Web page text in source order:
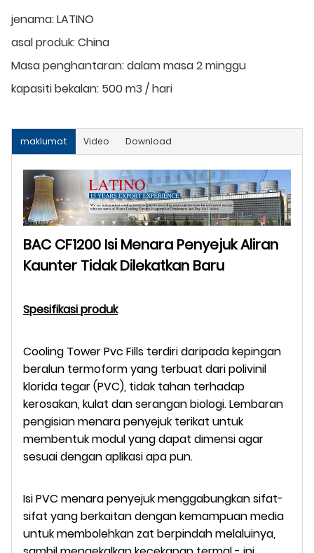
jenama:LATINO
asal produk:China
Masa penghantaran:dalam masa 2 minggu
kapasiti bekalan: 500 m3 / hari
maklumat Video Download
BAC CF1200 Isi Menara Penyejuk Aliran
Kaunter Tidak Dilekatkan Baru
Spesifikasi produk
Cooling Tower Pvc Fills terdiri daripada kepingan
beralun termoform yang terbuat dari polivinil
klorida tegar (PVC), tidak tahan terhadap
kerosakan, kulat dan serangan biologi. Lembaran
pengisian menara penyejuk terikat untuk
membentuk modul yang dapat dimensi agar
sesuai dengan aplikasi apa pun.
Isi PVC menara penyejuk menggabungkan sifat-
sifat yang berkaitan dengan kemampuan media
untuk membolehkan zat berpindah melaluinya,